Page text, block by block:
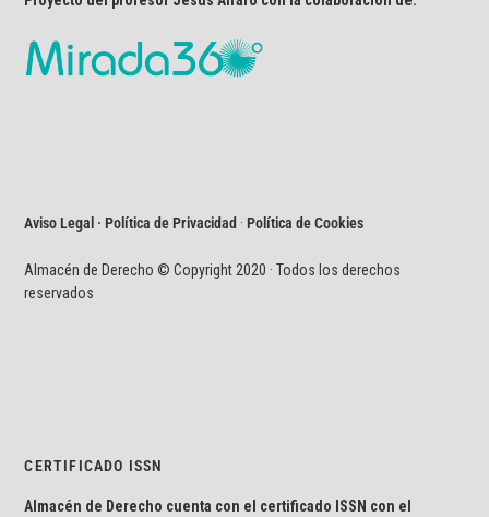
Aviso Legal · Política de Privacidad ·Política de Cookies
Almacén de Derecho © Copyright 2020 · Todos los derechos
reservados
CERTIFICADO ISSN
Almacén de Derecho cuenta con el certificado ISSN con el